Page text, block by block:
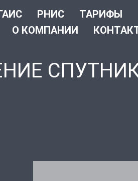
РНИС ТАРИФЫ
О КОМПАНИИ